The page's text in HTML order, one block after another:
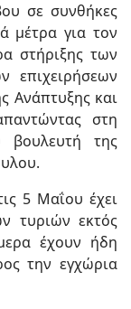
σε συνθήκες
μέτρα για τον
στήριξης των
επιχειρήσεων
Ανάπτυξης και
στη
βουλευτή της
5 Μαΐου έχει
τυριών εκτός
έχουν ήδη
την εγχώρια